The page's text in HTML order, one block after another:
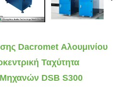
Dacromet Αλουμινίου
Ταχύτητα
Μηχανών DSB S300